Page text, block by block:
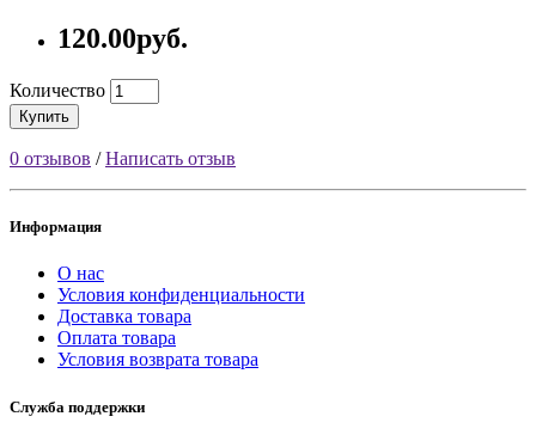
120.00руб.
Количество
Купить
0 отзывов /Написать отзыв
Информация
О нас
Условия конфиденциальности
Доставка товара
Оплата товара
Условия возврата товара
Служба поддержки